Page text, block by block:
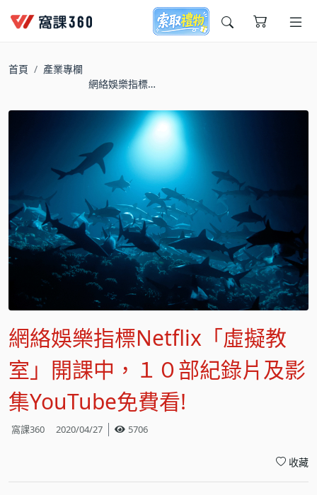
今天想要學什麼?
窩課推薦給您
首頁
產業專欄
網絡娛樂指標
課中，10部紀錄片及影
集YouTube免費看！
網絡娛樂指標Netflix「虛擬教
室」開課中，１０部紀錄片及影
集YouTube免費看!
窩課360 2020/04/27 5706
收藏